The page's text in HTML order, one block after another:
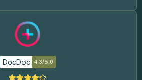
DocDoc 4.3/5.0